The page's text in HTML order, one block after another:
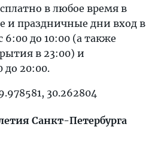
в любое время в
и праздничные дни вход в
6:00 до 10:00 (а также
в 23:00) и
до 20:00.
30.262804
Санкт-Петербурга